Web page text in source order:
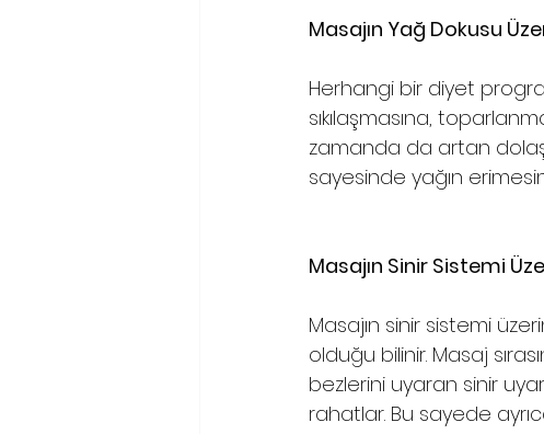
Masajın Yağ Dokusu
Herhangi bir diyet
sıkılaşmasına,
zamanda da artan
sayesinde yağın
Masajın Sinir Sistemi
Masajın sinir sistemi
olduğu bilinir. Masaj
bezlerini uyaran sinir
rahatlar. Bu sayede